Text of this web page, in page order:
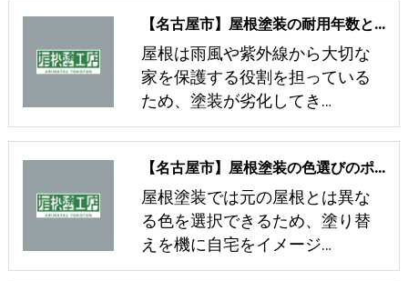
【名古屋市】屋根塗装の耐用年数と塗り直しの目安となる時期
屋根は雨風や紫外線から大切な
家を保護する役割を担っている
ため、塗装が劣化してき…
【名古屋市】屋根塗装の色選びのポイントと景観条例に関する注意点
屋根塗装では元の屋根とは異な
る色を選択できるため、塗り替
えを機に自宅をイメージ…